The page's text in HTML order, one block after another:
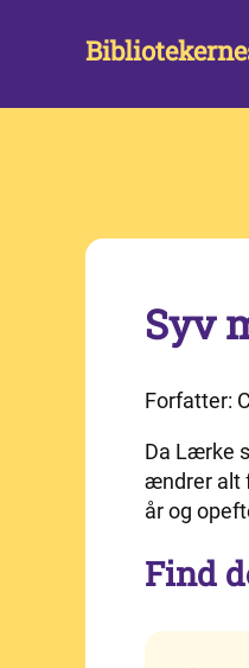
Syv
Forfatter:
Da Lærke
ændrer alt
år og
Find